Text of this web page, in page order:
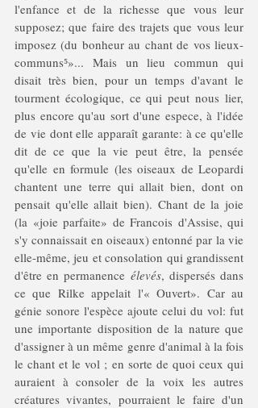
l'enfance et de la richesse que vous leur
supposez; que faire des trajets que vous leur
imposez (du bonheur au chant de vos lieux-
communs⁵»... Mais un lieu commun qui
disait très bien, pour un temps d'avant le
tourment écologique, ce qui peut nous lier,
plus encore qu'au sort d'une espece, à l'idée
de vie dont elle apparaît garante: à ce qu'elle
dit de ce que la vie peut être, la pensée
qu'elle en formule (les oiseaux de Leopardi
chantent une terre qui allait bien, dont on
pensait qu'elle allait bien). Chant de la joie
(la «joie parfaite» de Francois d'Assise, qui
s'y connaissait en oiseaux) entonné par la vie
elle-même, jeu et consolation qui grandissent
d'être en permanence élevés, dispersés dans
ce que Rilke appelait l'« Ouvert». Car au
génie sonore l'espèce ajoute celui du vol: fut
une importante disposition de la nature que
d'assigner à un même genre d'animal à la fois
le chant et le vol ; en sorte de quoi ceux qui
auraient à consoler de la voix les autres
créatures vivantes, pourraient le faire d'un